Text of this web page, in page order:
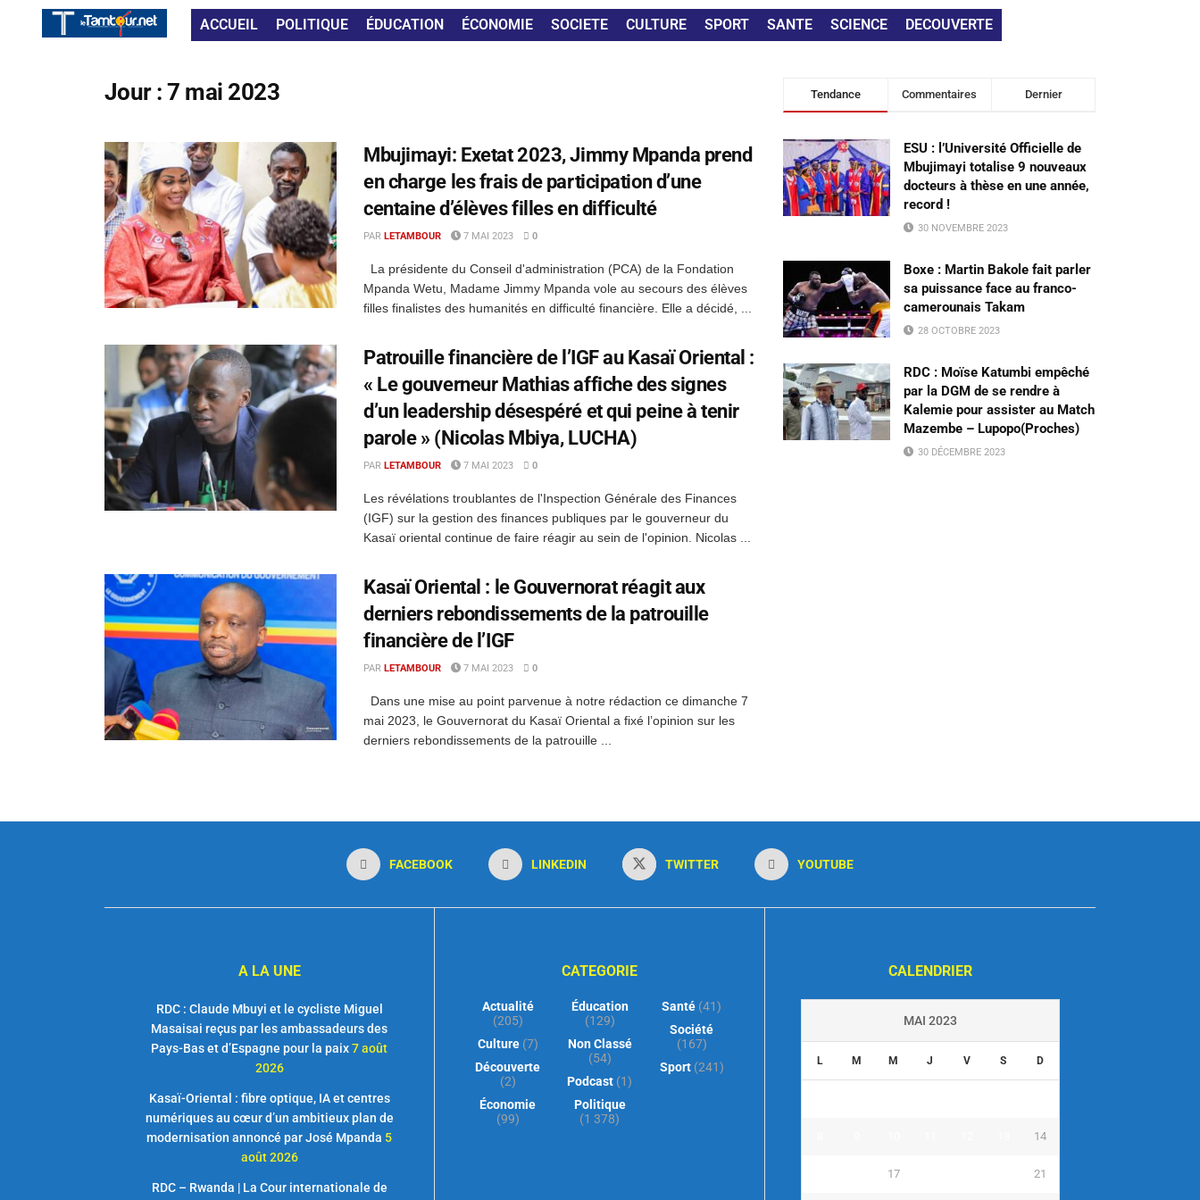
ACCUEIL POLITIQUE ÉDUCATION ÉCONOMIE SOCIETE CULTURE SPORT SANTE SCIENCE DECOUVERTE
Jour :7 mai 2023
Mbujimayi: Exetat 2023, Jimmy Mpanda prend
en charge les frais de participation d’une
centaine d’élèves filles en difficulté
PAR LETAMBOUR 7 MAI 2023 0
La présidente du Conseil d'administration (PCA) de la Fondation
Mpanda Wetu, Madame Jimmy Mpanda vole au secours des élèves
filles finalistes des humanités en difficulté financière. Elle a décidé, ...
Patrouille financière de l’IGF au Kasaï Oriental :
« Le gouverneur Mathias affiche des signes
d’un leadership désespéré et qui peine à tenir
parole » (Nicolas Mbiya, LUCHA)
PAR LETAMBOUR 7 MAI 2023 0
Les révélations troublantes de l'Inspection Générale des Finances
(IGF) sur la gestion des finances publiques par le gouverneur du
Kasaï oriental continue de faire réagir au sein de l'opinion. Nicolas ...
Kasaï Oriental : le Gouvernorat réagit aux
derniers rebondissements de la patrouille
financière de l’IGF
PAR LETAMBOUR 7 MAI 2023 0
Dans une mise au point parvenue à notre rédaction ce dimanche 7
mai 2023, le Gouvernorat du Kasaï Oriental a fixé l’opinion sur les
derniers rebondissements de la patrouille ...
Tendance Commentaires Dernier
ESU : l’Université Officielle de
Mbujimayi totalise 9 nouveaux
docteurs à thèse en une année,
record !
30 NOVEMBRE 2023
Boxe : Martin Bakole fait parler
sa puissance face au franco-
camerounais Takam
28 OCTOBRE 2023
RDC : Moïse Katumbi empêché
par la DGM de se rendre à
Kalemie pour assister au Match
Mazembe – Lupopo(Proches)
30 DÉCEMBRE 2023
FACEBOOK LINKEDIN TWITTER YOUTUBE
A LA UNE
RDC : Claude Mbuyi et le cycliste Miguel
Masaisai reçus par les ambassadeurs des
Pays-Bas et d’Espagne pour la paix7 août
2026
Kasaï-Oriental : fibre optique, IA et centres
numériques au cœur d’un ambitieux plan de
modernisation annoncé par José Mpanda 5
août 2026
RDC – Rwanda | La Cour internationale de
CATEGORIE
Actualité
(205)
Culture(7)
Découverte
(2)
Économie
(99)
Éducation
(129)
Non Classé
(54)
Podcast (1)
Politique
(1 378)
Santé (41)
Société
(167)
Sport(241)
CALENDRIER
MAI 2023
L M M J V S D
14
17 21